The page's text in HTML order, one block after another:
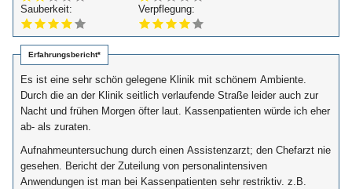
Sauberkeit: Verpflegung:
Erfahrungsbericht*
Es ist eine sehr schön gelegene Klinik mit schönem Ambiente.
Durch die an der Klinik seitlich verlaufende Straße leider auch zur
Nacht und frühen Morgen öfter laut. Kassenpatienten würde ich eher
ab- als zuraten.
Aufnahmeuntersuchung durch einen Assistenzarzt; den Chefarzt nie
gesehen. Bericht der Zuteilung von personalintensiven
Anwendungen ist man bei Kassenpatienten sehr restriktiv. z.B.